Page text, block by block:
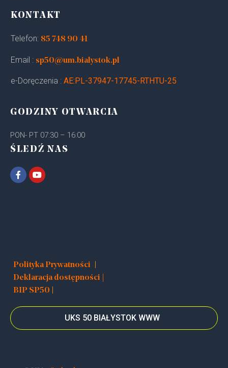
KONTAKT
Telefon: 85 748 90 41
Email : sp50@um.bialystok.pl
e-Doręczenia : AE:PL-37947-17745-RTHTU-25
GODZINY OTWARCIA
PON- PT 07:30 – 16:00
ŚLEDŹ NAS
Polityka Prywatności |
Deklaracja dostępności |
BIP SP50 |
UKS 50 BIAŁYSTOK WWW